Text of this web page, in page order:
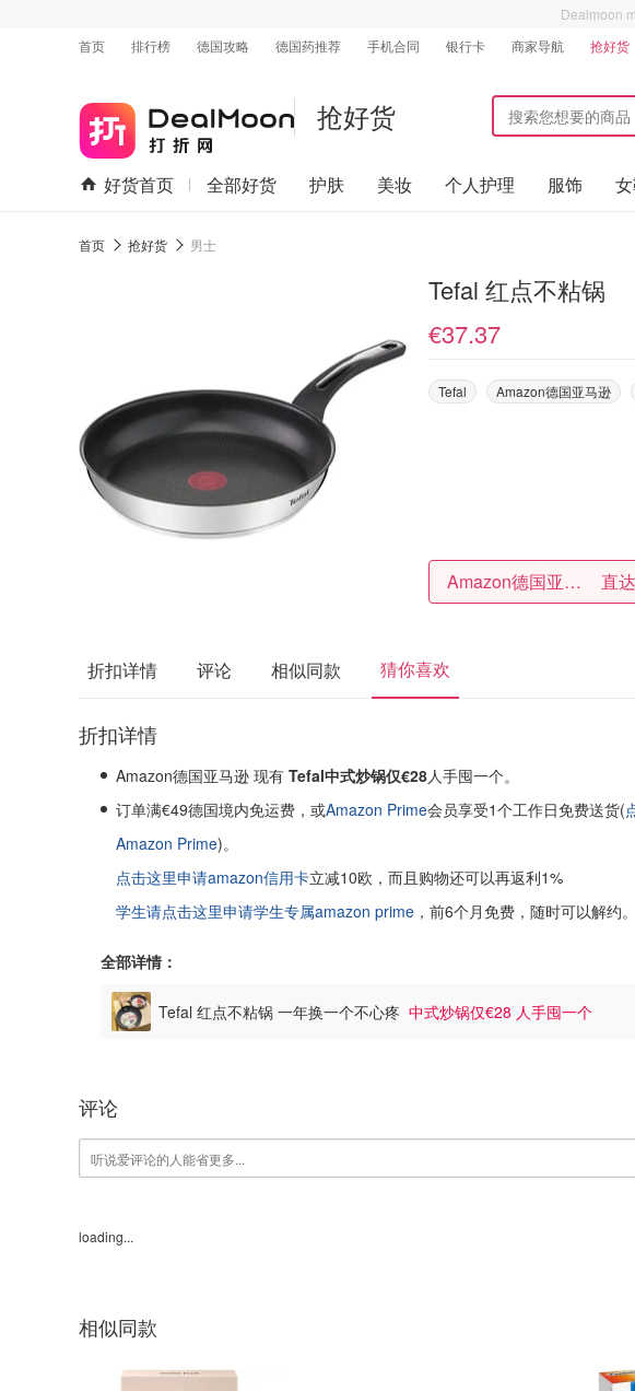
Dealmoon
首页
排行榜 德国攻略 德国药推荐 手机合同 银行卡 商家导航 抢好货
抢好货
好货首页 全部好货 护肤 美妆 个人护理 服饰
首页 抢好货 男士
Tefal 红点不粘锅
€37.37
Tefal Amazon德国亚马逊
Amazon德国亚马逊 直
折扣详情 评论 相似同款 猜你喜欢
折扣详情
Amazon德国亚马逊 现有 Tefal中式炒锅仅€28人手囤一个。
订单满€49德国境内免运费，或Amazon Prime会员享受1个工作日免费送货(
Amazon Prime)。
点击这里申请amazon信用卡立减10欧，而且购物还可以再返利1%
学生请点击这里申请学生专属amazon prime ，前6个月免费，随时可以解约。
全部详情：
Tefal 红点不粘锅 一年换一个不心疼 中式炒锅仅€28 人手囤一个
评论
loading...
相似同款